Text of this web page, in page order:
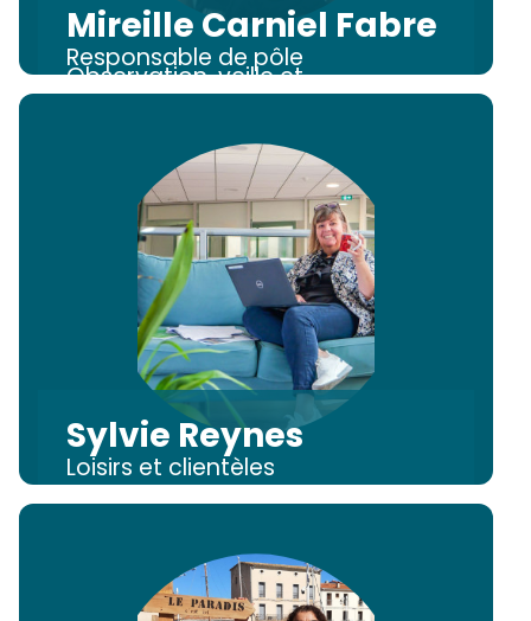
Mireille Carniel Fabre
Responsable de pôle
Observation, veille et
partenariats
Sylvie Reynes
Loisirs et clientèles